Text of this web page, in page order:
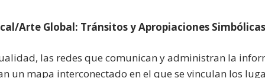
Arte Global: Tránsitos y Apropiaciones
las redes que comunican y administran la
un mapa interconectado en el que se vinculan los